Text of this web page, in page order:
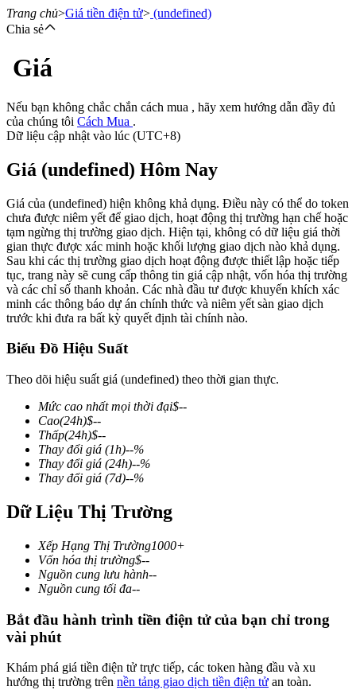
Hợp đồng tương lai
USDT Futures
Futures sử dụng USDT làm tài sản thế chấp
COIN-M Futures
Futures sử dụng token làm tài sản thế chấp
TradFi
Phái sinh cổ phiếu, ngoại hối, kim loại quý và hàng hóa
Trang chủ>Giá tiền điện tử> (undefined)
Chia sẻ
Giá
Nếu bạn không chắc chắn cách mua , hãy xem hướng dẫn đầy đủ
của chúng tôi Cách Mua .
Dữ liệu cập nhật vào lúc (UTC+8)
Giá (undefined) Hôm Nay
Giá của (undefined) hiện không khả dụng. Điều này có thể do token
chưa được niêm yết để giao dịch, hoạt động thị trường hạn chế hoặc
tạm ngừng thị trường giao dịch. Hiện tại, không có dữ liệu giá thời
gian thực được xác minh hoặc khối lượng giao dịch nào khả dụng.
Sau khi các thị trường giao dịch hoạt động được thiết lập hoặc tiếp
tục, trang này sẽ cung cấp thông tin giá cập nhật, vốn hóa thị trường
và các chỉ số thanh khoản. Các nhà đầu tư được khuyến khích xác
minh các thông báo dự án chính thức và niêm yết sàn giao dịch
trước khi đưa ra bất kỳ quyết định tài chính nào.
Biểu Đồ Hiệu Suất
Theo dõi hiệu suất giá (undefined) theo thời gian thực.
Mức cao nhất mọi thời đại$--
Cao(24h)$--
Thấp(24h)$--
Thay đổi giá (1h)--%
Thay đổi giá (24h)--%
Thay đổi giá (7d)--%
Dữ Liệu Thị Trường
Xếp Hạng Thị Trường1000+
Vốn hóa thị trường$--
Nguồn cung lưu hành--
Nguồn cung tối đa--
Bắt đầu hành trình tiền điện tử của bạn chỉ trong
vài phút
Khám phá giá tiền điện tử trực tiếp, các token hàng đầu và xu
hướng thị trường trên nền tảng giao dịch tiền điện tử an toàn.